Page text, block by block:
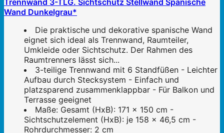
Trennwand 3-TLG. Sichtschutz Stellwand Spanische
Wand Dunkelgrau*
Die praktische und dekorative spanische Wand
eignet sich ideal als Trennwand, Raumteiler,
Umkleide oder Sichtschutz. Der Rahmen des
Raumtrenners lässt sich...
3-teilige Trennwand mit 6 Standfüßen - Leichter
Aufbau durch Stecksystem - Einfach und
platzsparend zusammenklappbar - Für Balkon und
Terrasse geeignet
Maße: Gesamt (HxB): 171 x 150 cm -
Sichtschutzelement (HxB): je 158 x 46,5 cm -
Rohrdurchmesser: 2 cm